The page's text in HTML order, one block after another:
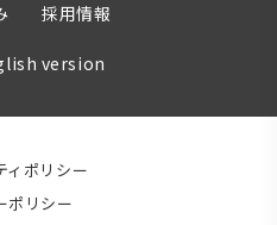
採用情報
version
ィポリシー
ポリシー